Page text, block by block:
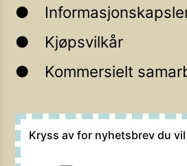
Kjøpsvilkår
Kommersielt
Kryss av for nyhetsbrev du